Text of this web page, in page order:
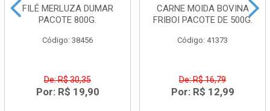
FILÉ MERLUZA DUMAR
PACOTE 800G.
Código: 38456
De: R$ 30,35
Por: R$ 19,90
CARNE MOIDA BOVINA
FRIBOI PACOTE DE 500G.
Código: 41373
De: R$ 16,79
Por: R$ 12,99